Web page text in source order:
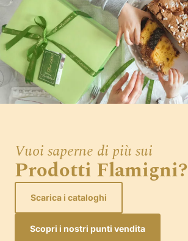
Vuoi saperne di più sui
Prodotti Flamigni?
Scopri i nostri punti vendita
Scarica i cataloghi